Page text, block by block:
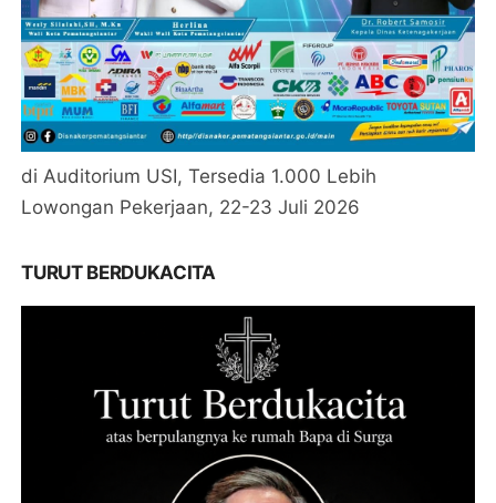
di Auditorium USI, Tersedia 1.000 Lebih
Lowongan Pekerjaan, 22-23 Juli 2026
TURUT BERDUKACITA